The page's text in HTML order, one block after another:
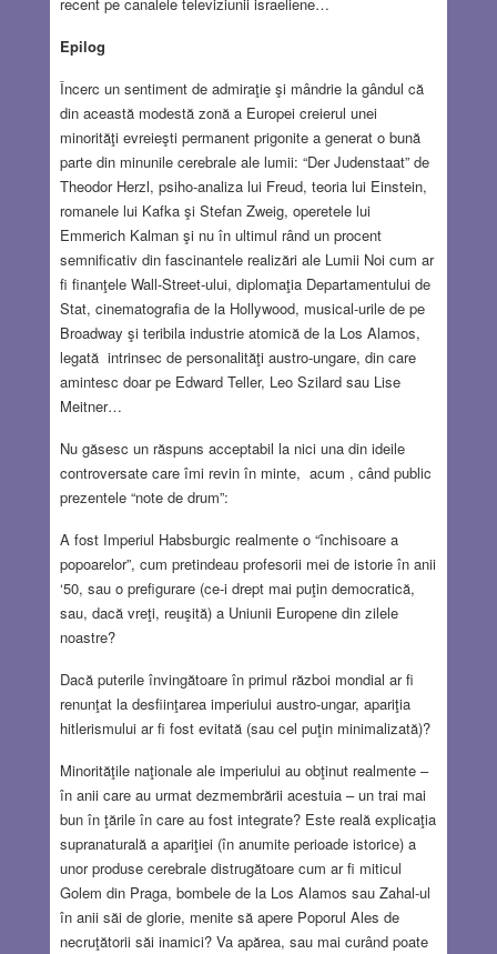
recent pe canalele televiziunii israeliene…
Epilog
Încerc un sentiment de admiraţie şi mândrie la gândul că
din această modestă zonă a Europei creierul unei
minorităţi evreieşti permanent prigonite a generat o bună
parte din minunile cerebrale ale lumii: “Der Judenstaat” de
Theodor Herzl, psiho-analiza lui Freud, teoria lui Einstein,
romanele lui Kafka şi Stefan Zweig, operetele lui
Emmerich Kalman şi nu în ultimul rând un procent
semnificativ din fascinantele realizări ale Lumii Noi cum ar
fi finanţele Wall-Street-ului, diplomaţia Departamentului de
Stat, cinematografia de la Hollywood, musical-urile de pe
Broadway şi teribila industrie atomică de la Los Alamos,
legată intrinsec de personalităţi austro-ungare, din care
amintesc doar pe Edward Teller, Leo Szilard sau Lise
Meitner…
Nu găsesc un răspuns acceptabil la nici una din ideile
controversate care îmi revin în minte, acum , când public
prezentele “note de drum”:
A fost Imperiul Habsburgic realmente o “închisoare a
popoarelor”, cum pretindeau profesorii mei de istorie în anii
‘50, sau o prefigurare (ce-i drept mai puţin democratică,
sau, dacă vreţi, reuşită) a Uniunii Europene din zilele
noastre?
Dacă puterile învingătoare în primul război mondial ar fi
renunţat la desfiinţarea imperiului austro-ungar, apariţia
hitlerismului ar fi fost evitată (sau cel puţin minimalizată)?
Minorităţile naţionale ale imperiului au obţinut realmente –
în anii care au urmat dezmembrării acestuia – un trai mai
bun în ţările în care au fost integrate? Este reală explicaţia
supranaturală a apariţiei (în anumite perioade istorice) a
unor produse cerebrale distrugătoare cum ar fi miticul
Golem din Praga, bombele de la Los Alamos sau Zahal-ul
în anii săi de glorie, menite să apere Poporul Ales de
necruţătorii săi inamici? Va apărea, sau mai curând poate